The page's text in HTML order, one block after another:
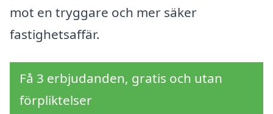
mot en tryggare och mer säker
fastighetsaffär.
Få 3 erbjudanden, gratis och utan
förpliktelser